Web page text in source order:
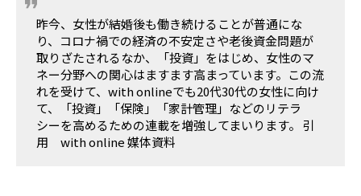
昨今、女性が結婚後も働き続けることが普通にな
り、コロナ禍での経済の不安定さや老後資金問題が
取りざたされるなか、「投資」をはじめ、女性のマ
ネー分野への関心はますます高まっています。この流
れを受けて、with onlineでも20代30代の女性に向け
て、「投資」「保険」「家計管理」などのリテラ
シーを高めるための連載を増強してまいります。 引
用 with online 媒体資料